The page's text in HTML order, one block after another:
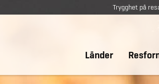
Trygghet på
Länder